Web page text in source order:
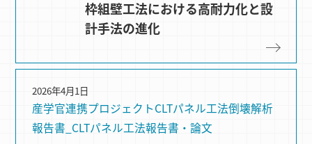
枠組壁工法における高耐力化と設
計手法の進化
産学官連携プロジェクトCLTパネル⼯法倒壊解析
報告書_CLTパネル工法報告書・論文
2026年4月1日